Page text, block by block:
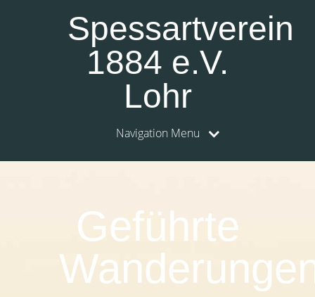
Spessartverein
1884 e.V.
Lohr
Navigation Menu
Geführte
3:00